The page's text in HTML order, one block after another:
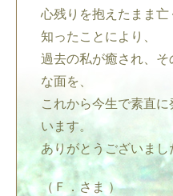
心残りを抱えたまま亡
知ったことにより、
過去の私が癒され、
な面を、
これから今生で素直
います。
ありがとうございまし
（Ｆ．さま ）